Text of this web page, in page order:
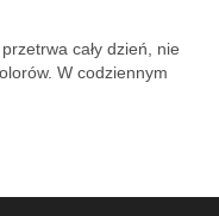
cały dzień, nie
W codziennym